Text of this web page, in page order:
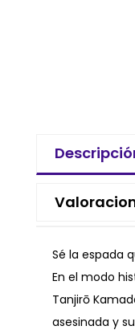
Sé la espada
En el modo
Tanjirō
asesinada y